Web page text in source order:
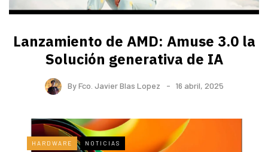
Lanzamiento de AMD: Amuse 3.0 la
Solución generativa de IA
ByFco. Javier Blas Lopez 16 abril, 2025
HARDWARE NOTICIAS